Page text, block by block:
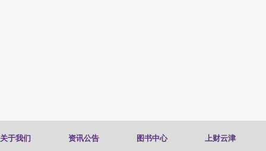
关于我们 资讯公告 图书中心 上财云津